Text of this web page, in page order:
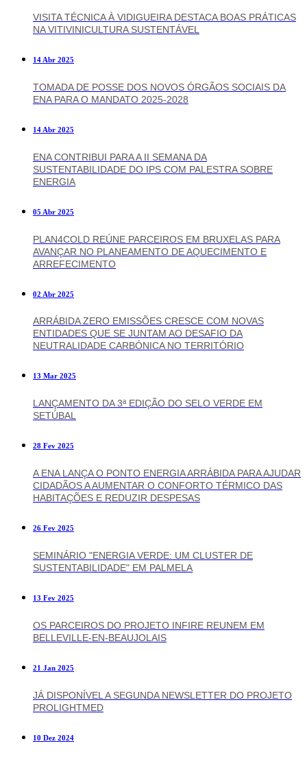
VISITA TÉCNICA À VIDIGUEIRA DESTACA BOAS PRÁTICAS
NA VITIVINICULTURA SUSTENTÁVEL
14 Abr 2025
TOMADA DE POSSE DOS NOVOS ÓRGÃOS SOCIAIS DA
ENA PARA O MANDATO 2025-2028
14 Abr 2025
ENA CONTRIBUI PARA A II SEMANA DA
SUSTENTABILIDADE DO IPS COM PALESTRA SOBRE
ENERGIA
05 Abr 2025
PLAN4COLD REÚNE PARCEIROS EM BRUXELAS PARA
AVANÇAR NO PLANEAMENTO DE AQUECIMENTO E
ARREFECIMENTO
02 Abr 2025
ARRÁBIDA ZERO EMISSÕES CRESCE COM NOVAS
ENTIDADES QUE SE JUNTAM AO DESAFIO DA
NEUTRALIDADE CARBÓNICA NO TERRITÓRIO
13 Mar 2025
LANÇAMENTO DA 3ª EDIÇÃO DO SELO VERDE EM
SETÚBAL
28 Fev 2025
A ENA LANÇA O PONTO ENERGIA ARRÁBIDA PARA AJUDAR
CIDADÃOS A AUMENTAR O CONFORTO TÉRMICO DAS
HABITAÇÕES E REDUZIR DESPESAS
26 Fev 2025
SEMINÁRIO "ENERGIA VERDE: UM CLUSTER DE
SUSTENTABILIDADE" EM PALMELA
13 Fev 2025
OS PARCEIROS DO PROJETO INFIRE REUNEM EM
BELLEVILLE-EN-BEAUJOLAIS
21 Jan 2025
JÁ DISPONÍVEL A SEGUNDA NEWSLETTER DO PROJETO
PROLIGHTMED
10 Dez 2024